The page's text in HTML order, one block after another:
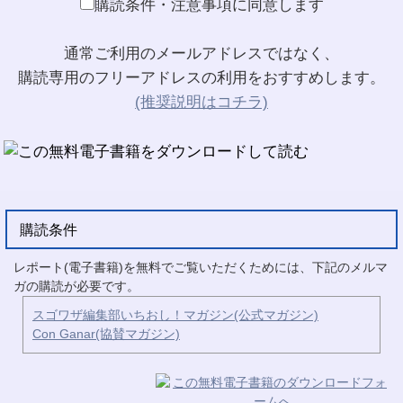
購読条件・注意事項に同意します
通常ご利用のメールアドレスではなく、
購読専用のフリーアドレスの利用をおすすめします。
(推奨説明はコチラ)
購読条件
レポート(電子書籍)を無料でご覧いただくためには、下記のメルマ
ガの購読が必要です。
スゴワザ編集部いちおし！マガジン(公式マガジン)
Con Ganar(協賛マガジン)